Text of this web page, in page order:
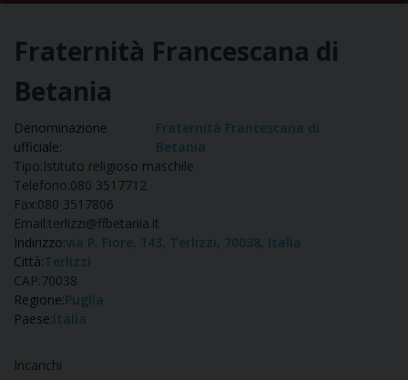
Fraternità Francescana di
Betania
Denominazione
ufficiale:
Fraternità Francescana di
Betania
Tipo:Istituto religioso maschile
Telefono:080 3517712
Fax:080 3517806
Email:terlizzi@ffbetania.it
Indirizzo:via P. Fiore, 143, Terlizzi, 70038, Italia
Città:Terlizzi
CAP:70038
Regione:Puglia
Paese:Italia
Incarichi